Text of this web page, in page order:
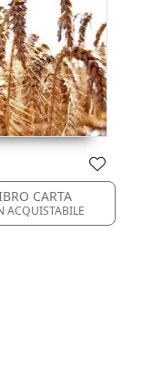
CARTA
NON ACQUISTABILE